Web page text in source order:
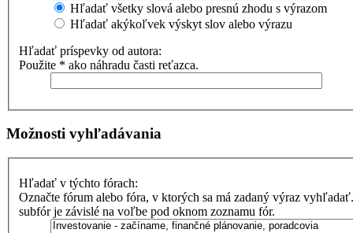
Hľadať všetky slová alebo presnú zhodu s výrazom
Hľadať akýkoľvek výskyt slov alebo výrazu
Hľadať príspevky od autora:
Použite * ako náhradu časti reťazca.
Možnosti vyhľadávania
Hľadať v týchto fórach:
Označte fórum alebo fóra, v ktorých sa má zadaný výraz
subfór je závislé na voľbe pod oknom zoznamu fór.